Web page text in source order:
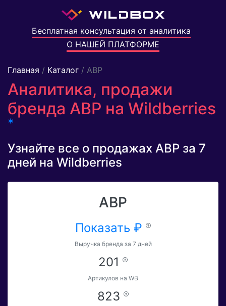
Бесплатная консультация от аналитика
О НАШЕЙ ПЛАТФОРМЕ
Главная / Каталог / АВР
Аналитика, продажи
бренда АВР на Wildberries
*
Узнайте все о продажах АВР за 7
дней на Wildberries
АВР
Показать ₽
Выручка бренда за 7 дней
201
Артикулов на WB
823